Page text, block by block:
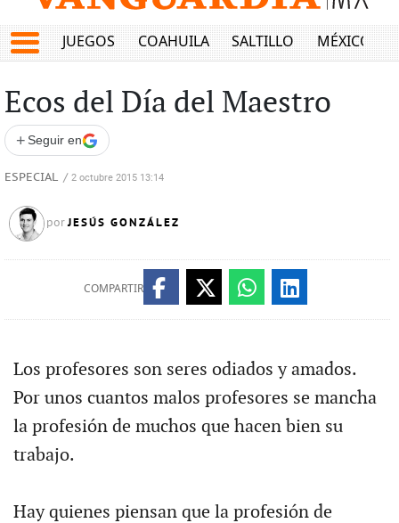
JUEGOS COAHUILA SALTILLO MÉXICO
Ecos del Día del Maestro
+ Seguir en
ESPECIAL / 2 octubre 2015 13:14
porJESÚS GONZÁLEZ
COMPARTIR
Los profesores son seres odiados y amados.
Por unos cuantos malos profesores se mancha
la profesión de muchos que hacen bien su
trabajo.
Hay quienes piensan que la profesión de